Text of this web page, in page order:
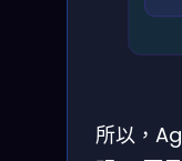
所以，